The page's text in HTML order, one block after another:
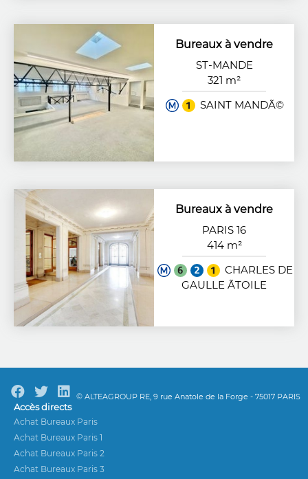
Bureaux à vendre
ST-MANDE
321 m²
SAINT MANDÃ©
Bureaux à vendre
PARIS 16
414 m²
CHARLES DE
GAULLE ÃTOILE
© ALTEAGROUP RE, 9 rue Anatole de la Forge - 75017 PARIS
Accès directs
Achat Bureaux Paris
Achat Bureaux Paris 1
Achat Bureaux Paris 2
Achat Bureaux Paris 3